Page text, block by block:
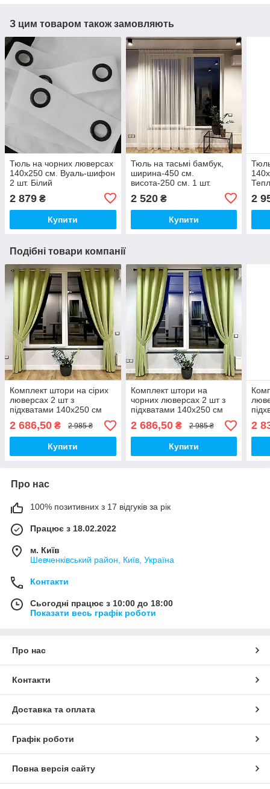
З цим товаром також замовляють
Тюль на чорних люверсах
140х250 см. Вуаль-шифон
2 шт. Білий
2 879 ₴
Купити
Тюль на тасьмі бамбук,
ширина-450 см.
висота-250 см. 1 шт.
Тепло-білий, Туреччина
2 520₴
Купити
2
Подібні товари компанії
Комплект штори на сірих
люверсах 2 шт з
підхватами 140х250 см
мікровелюр Світло-
зелений
2 686,50 ₴ 2 985 ₴
Купити
Комплект штори на
чорних люверсах 2 шт з
підхватами 140х250 см
мікровелюр Світло-
зелений
2 686,50₴ 2 985 ₴
Купити
2
Про нас
100% позитивних з 17 відгуків за рік
Працює з 18.02.2022
м. Київ
Шевченківський район, Київ, Україна
Контакти
Сьогодні працює з 10:00 до 18:00
Показати весь графік роботи
Про нас
Контакти
Доставка та оплата
Графік роботи
Повна версія сайту